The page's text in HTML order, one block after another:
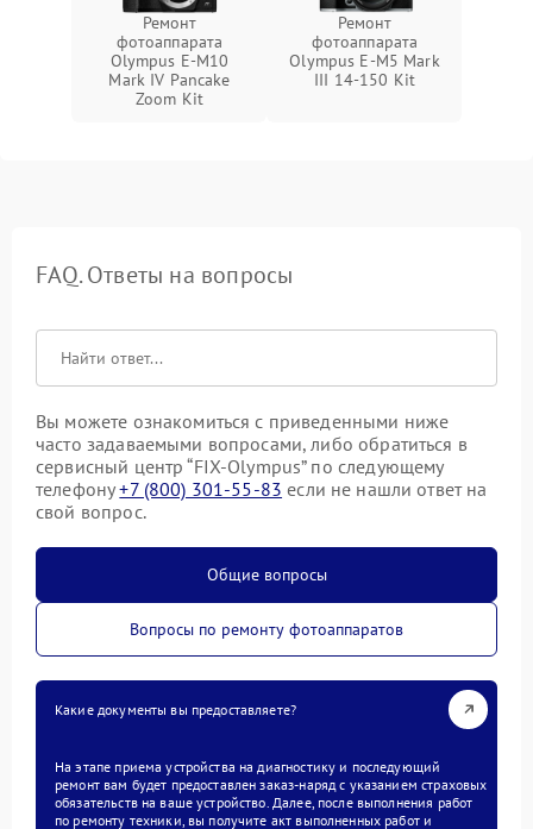
Ремонт
фотоаппарата
Olympus E-M10
Mark IV Pancake
Zoom Kit
Ремонт
фотоаппарата
Olympus E‑M5 Mark
III 14-150 Kit
FAQ. Ответы на вопросы
Вы можете ознакомиться с приведенными ниже
часто задаваемыми вопросами, либо обратиться в
сервисный центр “FIX-Olympus” по следующему
телефону+7 (800) 301-55-83 если не нашли ответ на
свой вопрос.
Общие вопросы
Вопросы по ремонту фотоаппаратов
Какие документы вы предоставляете?
На этапе приема устройства на диагностику и последующий
ремонт вам будет предоставлен заказ-наряд с указанием страховых
обязательств на ваше устройство. Далее, после выполнения работ
по ремонту техники, вы получите акт выполненных работ и